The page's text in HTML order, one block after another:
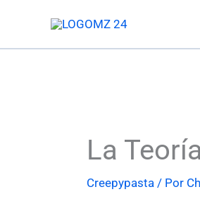
contenido
La
Creepypasta / Por